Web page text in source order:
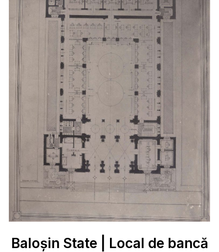
Baloşin State | Local de bancă